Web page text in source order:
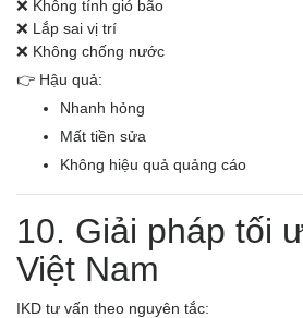
❌ Không tính gió bão
❌ Lắp sai vị trí
❌ Không chống nước
👉 Hậu quả:
Nhanh hỏng
Mất tiền sửa
Không hiệu quả quảng cáo
10. Giải pháp tối
Việt Nam
IKD tư vấn theo nguyên tắc: